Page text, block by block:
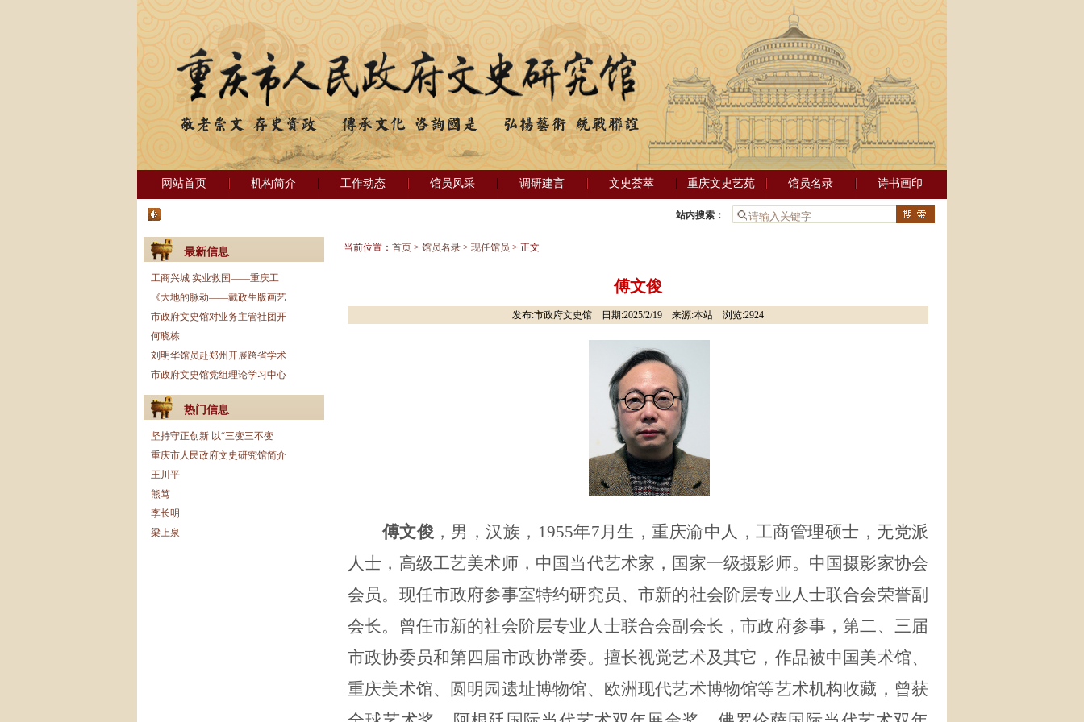
网站首页 机构简介 工作动态 馆员风采 调研建言 文史荟萃 重庆文史艺苑 馆员名录 诗书画印
站内搜索：
最新信息
工商兴城 实业救国——重庆工
《大地的脉动——戴政生版画艺
市政府文史馆对业务主管社团开
何晓栋
刘明华馆员赴郑州开展跨省学术
市政府文史馆党组理论学习中心
热门信息
坚持守正创新 以“三变三不变
重庆市人民政府文史研究馆简介
王川平
熊笃
李长明
梁上泉
当前位置： 首页 > 馆员名录 > 现任馆员 > 正文
傅文俊
发布:市政府文史馆 日期:2025/2/19 来源:本站 浏览:2924
傅文俊 ，男，汉族， 1955年7月生，重庆渝中人，工商管理硕士，无党派
人士，高级工艺美术师，中国当代艺术家，国家一级摄影师。中国摄影家协会
会员。现任市政府参事室特约研究员、市新的社会阶层专业人士联合会荣誉副
会长。曾任市新的社会阶层专业人士联合会副会长，市政府参事，第二、三届
市政协委员和第四届市政协常委。擅长视觉艺术及其它，作品被中国美术馆、
重庆美术馆、圆明园遗址博物馆、欧洲现代艺术博物馆等艺术机构收藏，曾获